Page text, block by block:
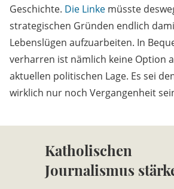
Geschichte. Die Linke müsste
strategischen Gründen endlich
Lebenslügen aufzuarbeiten. In
verharren ist nämlich keine Option
aktuellen politischen Lage. Es sei
wirklich nur noch Vergangenheit
Katholischen
Journalismus